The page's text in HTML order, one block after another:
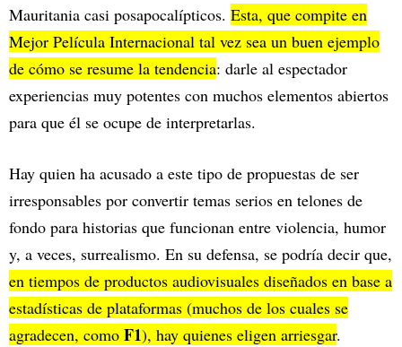
Mauritania casi posapocalípticos. Esta, que compite en
Mejor Película Internacional tal vez sea un buen ejemplo
de cómo se resume la tendencia: darle al espectador
experiencias muy potentes con muchos elementos abiertos
para que él se ocupe de interpretarlas.
Hay quien ha acusado a este tipo de propuestas de ser
irresponsables por convertir temas serios en telones de
fondo para historias que funcionan entre violencia, humor
y, a veces, surrealismo. En su defensa, se podría decir que,
en tiempos de productos audiovisuales diseñados en base a
estadísticas de plataformas (muchos de los cuales se
agradecen, como F1), hay quienes eligen arriesgar.